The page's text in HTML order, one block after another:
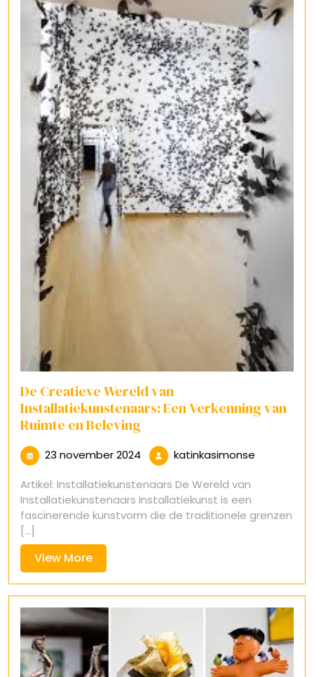
De Creatieve Wereld van
Installatiekunstenaars: Een Verkenning van
Ruimte en Beleving
23 november 2024 23
november
2024
katinkasimonse
Artikel: Installatiekunstenaars De Wereld van
Installatiekunstenaars Installatiekunst is een
fascinerende kunstvorm die de traditionele grenzen
[...]
View MoreView
More